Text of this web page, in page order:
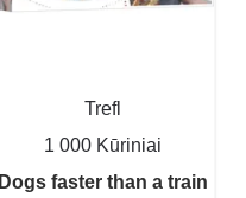
Trefl
1 000 Kūriniai
Dogs faster than a train